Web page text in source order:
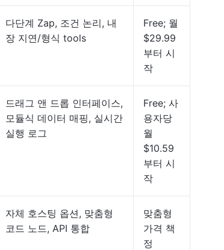
다단계 Zap, 조건 논리, 내
장 지연/형식 tools
Free; 월
$29.99
부터 시
작
드래그 앤 드롭 인터페이스,
모듈식 데이터 매핑, 실시간
실행 로그
Free; 사
용자당
월
$10.59
부터 시
작
자체 호스팅 옵션, 맞춤형
코드 노드, API 통합
맞춤형
가격 책
정